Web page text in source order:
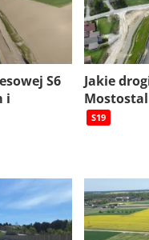
S6
i
Jakie
Mostostal
S19